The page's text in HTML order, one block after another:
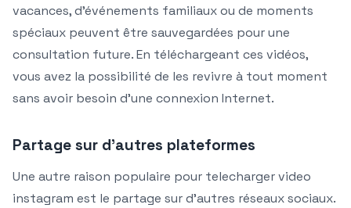
vacances, d’événements familiaux ou de moments
spéciaux peuvent être sauvegardées pour une
consultation future. En téléchargeant ces vidéos,
vous avez la possibilité de les revivre à tout moment
sans avoir besoin d’une connexion Internet.
Partage sur d’autres plateformes
Une autre raison populaire pour telecharger video
instagram est le partage sur d’autres réseaux sociaux.